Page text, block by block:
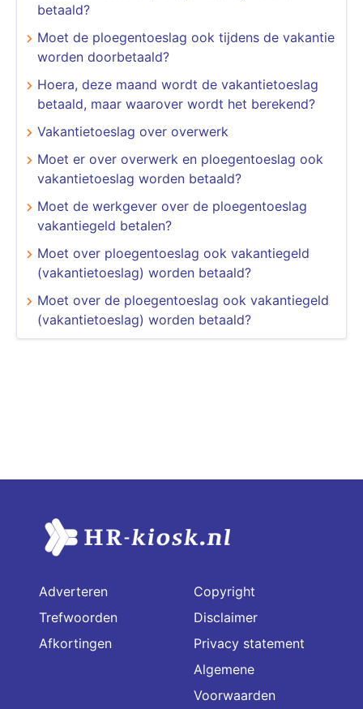
betaald?
Moet de ploegentoeslag ook tijdens de vakantie
worden doorbetaald?
Hoera, deze maand wordt de vakantietoeslag
betaald, maar waarover wordt het berekend?
Vakantietoeslag over overwerk
Moet er over overwerk en ploegentoeslag ook
vakantietoeslag worden betaald?
Moet de werkgever over de ploegentoeslag
vakantiegeld betalen?
Moet over ploegentoeslag ook vakantiegeld
(vakantietoeslag) worden betaald?
Moet over de ploegentoeslag ook vakantiegeld
(vakantietoeslag) worden betaald?
Adverteren
Trefwoorden
Afkortingen
Copyright
Disclaimer
Privacy statement
Algemene
Voorwaarden